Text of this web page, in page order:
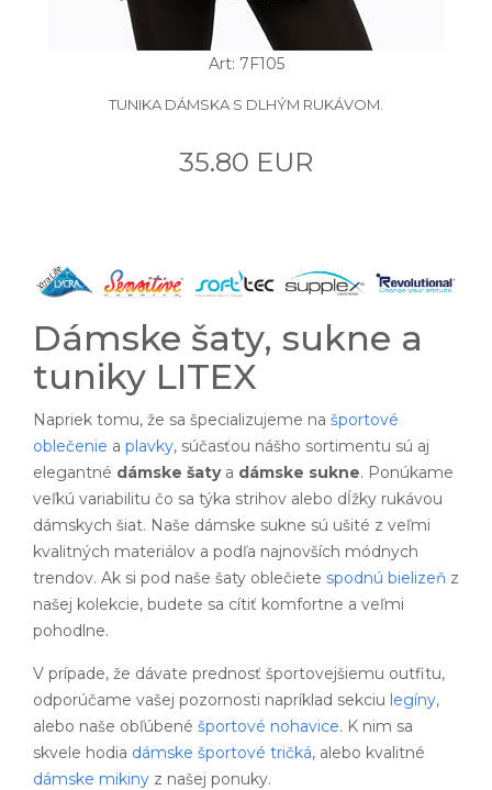
Art: 7F105
TUNIKA DÁMSKA S DLHÝM RUKÁVOM.
35.80 EUR
Dámske šaty, sukne a
tuniky LITEX
Napriek tomu, že sa špecializujeme na športové
oblečenie a plavky, súčasťou nášho sortimentu sú aj
elegantné dámske šatya dámske sukne. Ponúkame
veľkú variabilitu čo sa týka strihov alebo dĺžky rukávou
dámskych šiat. Naše dámske sukne sú ušité z veľmi
kvalitných materiálov a podľa najnovších módnych
trendov. Ak si pod naše šaty oblečiete spodnú bielizeň z
našej kolekcie, budete sa cítiť komfortne a veľmi
pohodlne.
V prípade, že dávate prednosť športovejšiemu outfitu,
odporúčame vašej pozornosti napríklad sekciu legíny,
alebo naše obľúbené športové nohavice. K nim sa
skvele hodia dámske športové tričká, alebo kvalitné
dámske mikiny z našej ponuky.